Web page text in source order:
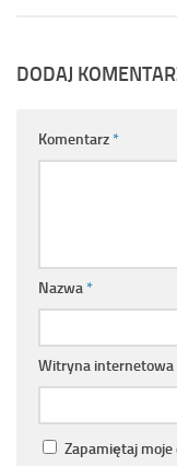
DODAJ
Komentarz*
Nazwa*
Witryna internetowa
Zapamiętaj